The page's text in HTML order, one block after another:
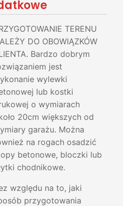
TERENU
DO OBOWIĄZKÓW
Bardzo dobrym
jest
wylewki
lub kostki
o wymiarach
20cm większych od
garażu. Można
na rogach osadzić
betonowe, bloczki lub
chodnikowe.
względu na to, jaki
przygotowania